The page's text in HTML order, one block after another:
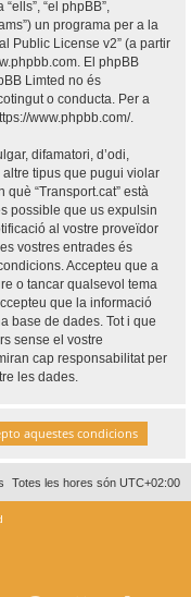
“el phpBB”,
un programa per a la
Public License v2” (a partir
. El phpBB
Limted no és
o conducta. Per a
www.phpbb.com/.
difamatori, d’odi,
tipus que pugui violar
“Transport.cat” està
possible que us expulsin
al vostre proveïdor
vostres entrades és
Accepteu que a
o tancar qualsevol tema
que la informació
base de dades. Tot i que
sense el vostre
cap responsabilitat per
les dades.
Totes les hores són UTC+02:00